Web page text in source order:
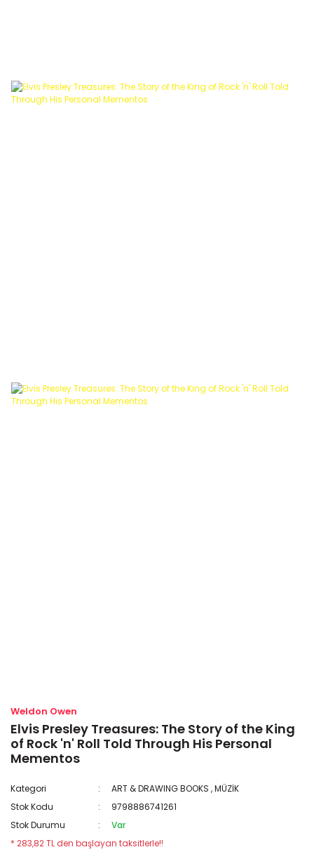
Weldon Owen
Elvis Presley Treasures: The Story of the King
of Rock 'n' Roll Told Through His Personal
Mementos
Kategori ART & DRAWING BOOKS ,MÜZİK
Stok Kodu
9798886741261
Stok Durumu
Var
* 283,82 TL den başlayan taksitlerle!!